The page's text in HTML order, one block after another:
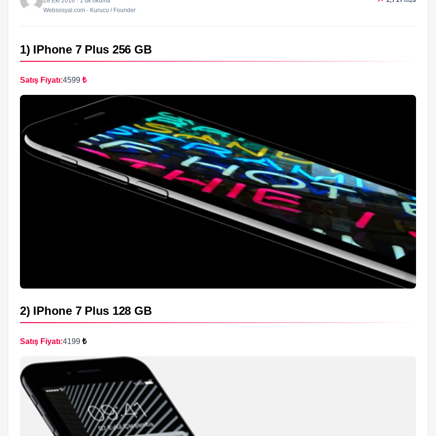
Websosyal.com - Kurucu / Founder
1) IPhone 7 Plus 256 GB
Satış Fiyatı:4599 ₺
2) IPhone 7 Plus 128 GB
Satış Fiyatı:4199 ₺